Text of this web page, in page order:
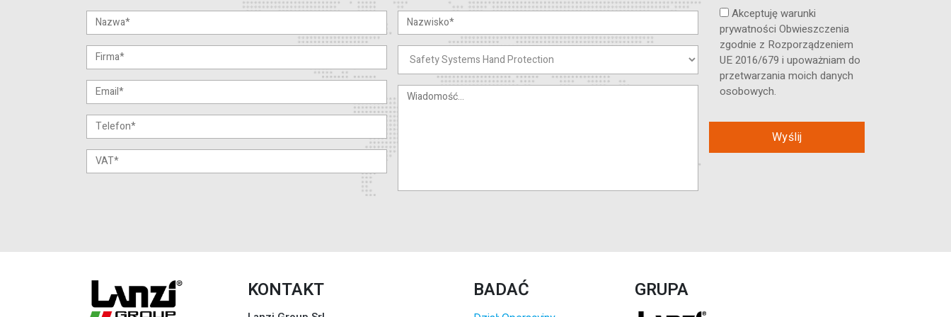
Akceptuję warunki
prywatności Obwieszczenia
zgodnie z Rozporządzeniem
UE 2016/679 i upoważniam do
przetwarzania moich danych
osobowych.
KONTAKT BADAĆ GRUPA